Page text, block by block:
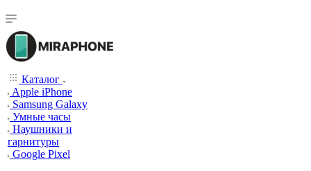
Каталог
Apple iPhone
Samsung Galaxy
Умные часы
Наушники и
гарнитуры
Google Pixel